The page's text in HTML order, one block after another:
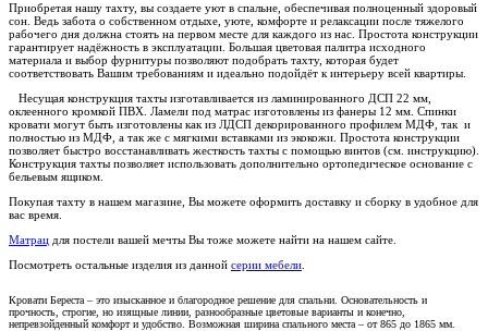
Приобретая нашу тахту, вы создаете уют в спальне, обеспечивая полноценный здоровый
сон. Ведь забота о собственном отдыхе, уюте, комфорте и релаксации после тяжелого
рабочего дня должна стоять на первом месте для каждого из нас. Простота конструкции
гарантирует надёжность в эксплуатации. Большая цветовая палитра исходного
материала и выбор фурнитуры позволяют подобрать тахту, которая будет
соответствовать Вашим требованиям и идеально подойдёт к интерьеру всей квартиры.
Несущая конструкция тахты изготавливается из ламинированного ДСП 22 мм,
оклеенного кромкой ПВХ. Ламели под матрас изготовлены из фанеры 12 мм. Спинки
кровати могут быть изготовлены как из ЛДСП декорированного профилем МДФ, так и
полностью из МДФ, а так же с мягкими вставками из экокожи. Простота конструкции
позволяет быстро восстанавливать жесткость тахты с помощью винтов (см. инструкцию).
Конструкция тахты позволяет использовать дополнительно ортопедическое основание с
бельевым ящиком.
Покупая тахту в нашем магазине, Вы можете оформить доставку и сборку в удобное для
вас время.
Матрац для постели вашей мечты Вы тоже можете найти на нашем сайте.
Посмотреть остальные изделия из данной серии мебели
Кровати Береста – это изысканное и благородное решение для спальни. Основательность и
прочность, строгие, но изящные линии, разнообразные цветовые варианты и конечно,
непревзойденный комфорт и удобство. Возможная ширина спального места – от 865 до 1865 мм.